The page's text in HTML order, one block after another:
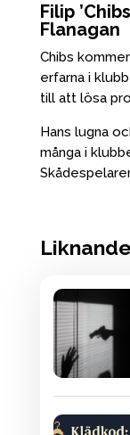
Filip
Flanagan
Chibs
erfarna i
till att lösa
Hans lugna
många i